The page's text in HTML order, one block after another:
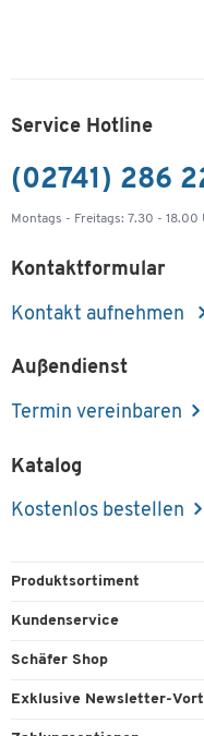
Service Hotline
(02741) 286
Montags - Freitags: 7.30 - 18.00
Kontaktformular
Kontakt aufnehmen
Außendienst
Termin vereinbaren
Katalog
Kostenlos bestellen
Produktsortiment
Büroausstattung
Kundenservice
Direktbestellung
Schäfer Shop
Services & Leistungen
Exklusive Newsletter-
Willkommensgutschein